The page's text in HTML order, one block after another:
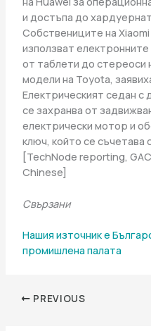
и достъпа до
Собствениците на
използват
от таблети до стереоси
модели на Toyota,
Електрическият седан
се захранва от
електрически мотор и
ключ, който се съчетава
[TechNode reporting,
Chinese]
Свързани
Нашия източник е
промишлена палaта
PREVIOUS